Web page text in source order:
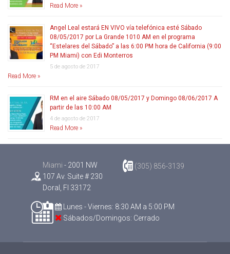
Read More »
Angel Leal estará EN VIVO vía telefónica esté Sábado
08/05/2017 por La Grande 1010 AM en el programa
“Estelares del Sábado” a las 6:00 PM hora de California (9:00
PM Miami) con Edi Monterros
5 de agosto de 2017
Read More »
RM en el aire Sábado 08/05/2017 y Domingo 08/06/2017 A
partir de las 10:00 AM
4 de agosto de 2017
Read More »
Miami - 2001 NW
107 Av. Suite # 230
Doral, Fl 33172
(305) 856-3139
Lunes - Viernes: 8:30 AM a 5:00 PM
Sábados/Domingos: Cerrado